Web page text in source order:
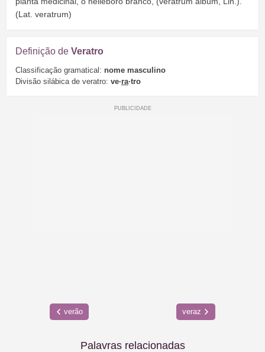
(Lat. veratrum)
Definição de Veratro
Classificação gramatical: nome masculino
Divisão silábica de veratro: ve·ra·tro
verão veraz
Palavras relacionadas